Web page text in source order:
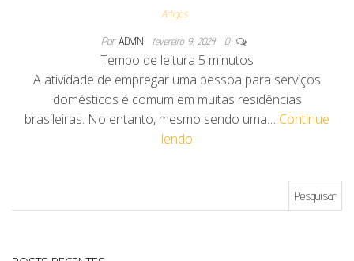
Artigos
Por ADMIN fevereiro 9, 2024 0
Tempo de leitura 5 minutos
A atividade de empregar uma pessoa para serviços
domésticos é comum em muitas residências
brasileiras. No entanto, mesmo sendo uma… Continue
lendo